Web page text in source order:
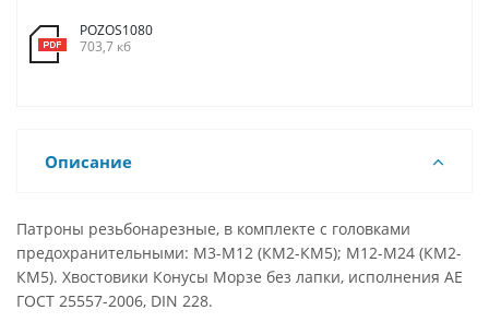
POZOS1080
703,7 кб
Описание
Патроны резьбонарезные, в комплекте с головками
предохранительными: М3-М12 (КМ2-КМ5); М12-М24 (КМ2-
КМ5). Хвостовики Конусы Морзе без лапки, исполнения AE
ГОСТ 25557-2006, DIN 228.